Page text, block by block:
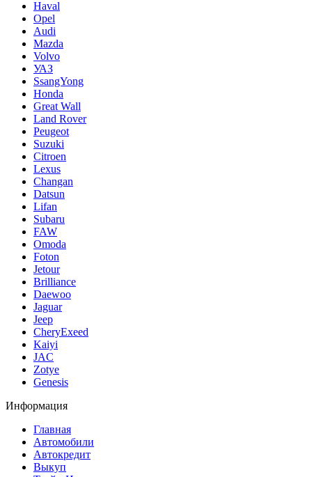
Haval
Opel
Audi
Mazda
Volvo
УАЗ
SsangYong
Honda
Great Wall
Land Rover
Peugeot
Suzuki
Citroen
Lexus
Changan
Datsun
Lifan
Subaru
FAW
Omoda
Foton
Jetour
Brilliance
Daewoo
Jaguar
Jeep
CheryExeed
Kaiyi
JAC
Zotye
Genesis
Информация
Главная
Автомобили
Автокредит
Выкуп